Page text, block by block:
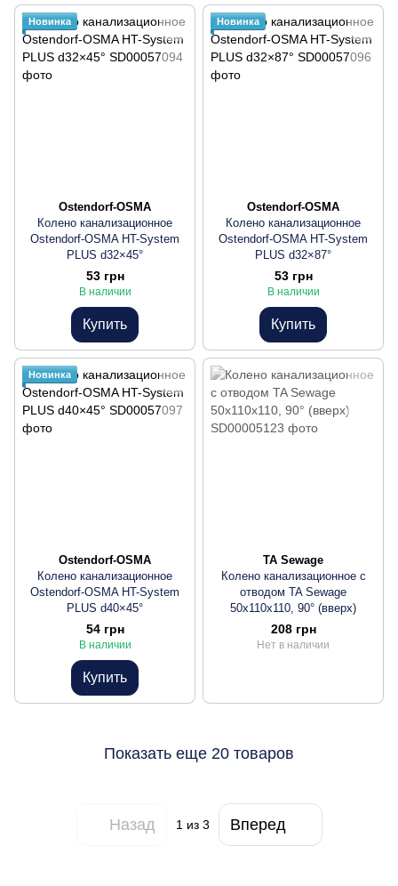
Новинка
Ostendorf-OSMA
Колено канализационное
Ostendorf-OSMA HT-System
PLUS d32×45°
53 грн
В наличии
Купить
Новинка
Ostendorf-OSMA
Колено канализационное
Ostendorf-OSMA HT-System
PLUS d32×87°
53 грн
В наличии
Купить
Новинка
Ostendorf-OSMA
Колено канализационное
Ostendorf-OSMA HT-System
PLUS d40×45°
54 грн
В наличии
Купить
TA Sewage
Колено канализационное с
отводом TA Sewage
50х110х110, 90° (вверх)
208 грн
Нет в наличии
Показать еще 20 товаров
Назад 1 из 3 Вперед